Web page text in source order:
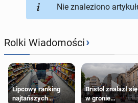
Nie znaleziono
Rolki Wiadomości›
Lipcowy ranking
najtańszych
Bristol znalazł się
w gronie